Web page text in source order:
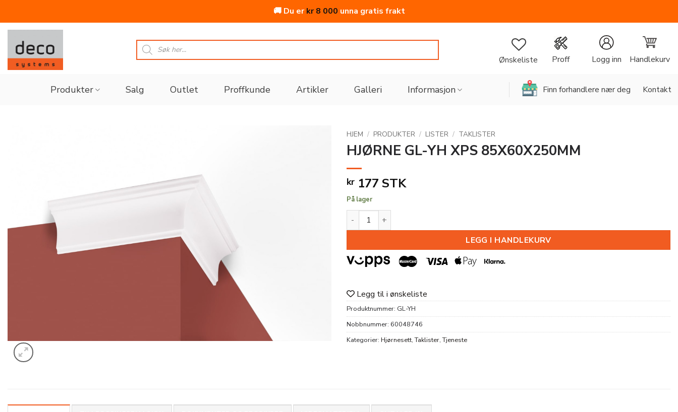
🚚 Du erkr8 000 unna gratis frakt
Skip
content
Products
search
Ønskeliste Proff Logg inn Handlekurv
Produkter Salg Outlet Proffkunde Artikler Galleri Informasjon Finn forhandlere nær deg Kontakt
HJEM / PRODUKTER / LISTER / TAKLISTER
HJØRNE GL-YH XPS 85X60X250MM
kr 177 STK
På lager
HJØRNE GL-YH XPS 85X60X250MM antall
LEGG I HANDLEKURV
Legg til i ønskeliste
Produktnummer: GL-YH
Nobbnummer: 60048746
Kategorier: Hjørnesett,Taklister,Tjeneste